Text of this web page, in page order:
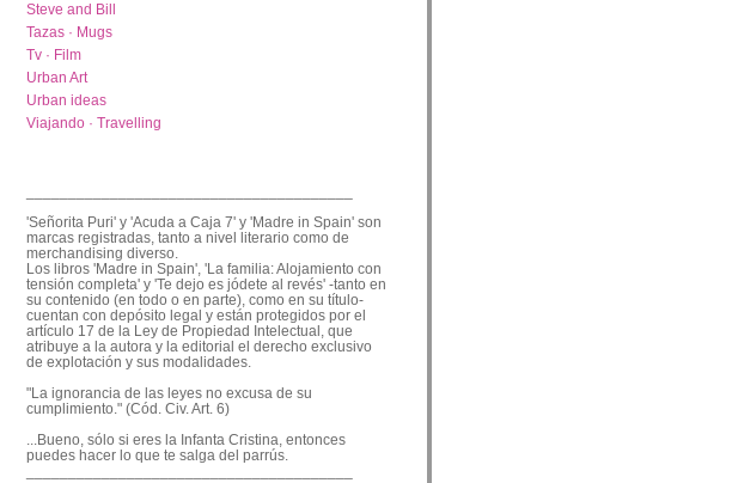
Steve and Bill
Tazas · Mugs
Tv · Film
Urban Art
Urban ideas
Viajando · Travelling
'Señorita Puri' y 'Acuda a Caja 7' y 'Madre in Spain' son
marcas registradas, tanto a nivel literario como de
merchandising diverso.
Los libros 'Madre in Spain', 'La familia: Alojamiento con
tensión completa' y 'Te dejo es jódete al revés' -tanto en
su contenido (en todo o en parte), como en su título-
cuentan con depósito legal y están protegidos por el
artículo 17 de la Ley de Propiedad Intelectual, que
atribuye a la autora y la editorial el derecho exclusivo
de explotación y sus modalidades.
"La ignorancia de las leyes no excusa de su
cumplimiento." (Cód. Civ. Art. 6)
...Bueno, sólo si eres la Infanta Cristina, entonces
puedes hacer lo que te salga del parrús.